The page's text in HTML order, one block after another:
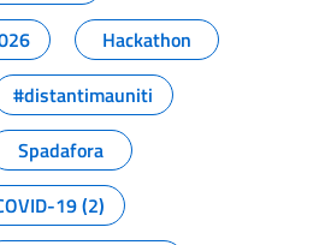
Hackathon
#distantimauniti
Spadafora
19 (2)